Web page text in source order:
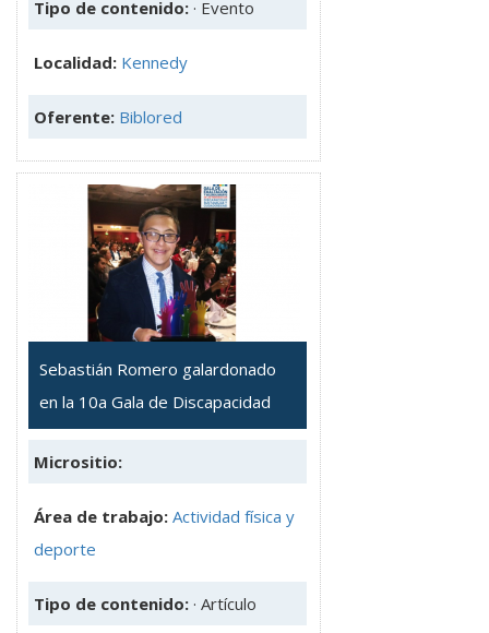
Tipo de contenido: · Evento
Localidad: Kennedy
Oferente: Biblored
Sebastián Romero galardonado
en la 10a Gala de Discapacidad
Micrositio:
Área de trabajo: Actividad física y
deporte
Tipo de contenido: · Artículo